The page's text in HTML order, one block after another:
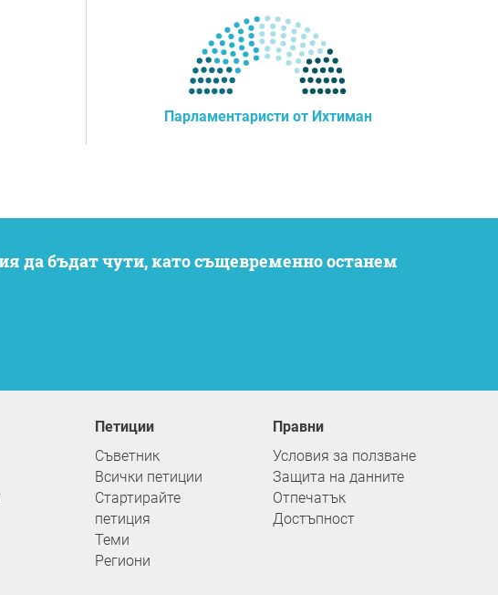
Парламентаристи от Ихтиман
Петиции
Съветник
Всички петиции
Стартирайте
петиция
Теми
Региони
Правни
Условия за ползване
Защита на данните
Отпечатък
Достъпност